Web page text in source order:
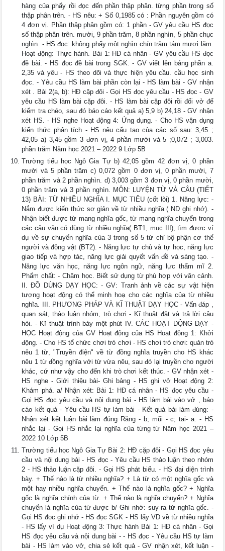
hàng của phẩy rồi đọc đến phần thập phân. từng phần trong số
thập phân trên. - HS nêu: + Số 0,1985 có : Phần nguyên gồm có
4 đơn vị. Phần thập phân gồm có: 1 phần - GV yêu cầu HS đọc
số thập phân trên. mười, 9 phần trăm, 8 phần nghìn, 5 phần chục
nghìn. - HS đọc: không phẩy một nghìn chín trăm tám mươi lăm.
Hoạt động: Thực hành. Bài 1: HĐ cá nhân - GV yêu cầu HS đọc
đề bài. - HS đọc đề bài trong SGK. - GV viết lên bảng phần a.
2,35 và yêu - HS theo dõi và thực hiện yêu cầu. cầu học sinh
đọc. - Yêu cầu HS làm bài phần còn lại - HS làm bài - GV nhận
xét . Bài 2(a, b): HĐ cặp đôi - Gọi HS đọc yêu cầu - HS đọc - GV
yêu cầu HS làm bài cặp đôi. - HS làm bài cặp đôi rồi đổi vở để
kiểm tra chéo, sau đó báo cáo kết quả a) 5,9 b) 24,18 - GV nhận
xét HS. - HS nghe Hoạt động 4: Ứng dụng. - Cho HS vận dụng
kiến thức phân tích - HS nêu cấu tạo của các số sau: 3,45 ;
42,05 a) 3,45 gồm 3 đơn vị, 4 phần mười và 5 ;0,072 ; 3,003.
phần trăm Năm học 2021 – 2022 9 Lớp 5B
Trường tiểu học Ngô Gia Tự b) 42,05 gồm 42 đơn vị, 0 phần
mười và 5 phần trăm c) 0,072 gồm 0 đơn vị, 0 phần mười, 7
phần trăm và 2 phần nghìn. d) 3,003 gồm 3 đơn vị, 0 phần mười,
0 phần trăm và 3 phần nghìn. MÔN: LUYỆN TỪ VÀ CÂU (TIẾT
13) BÀI: TỪ NHIỀU NGHĨA I. MỤC TIÊU (cốt lõi) 1. Năng lực: -
Nắm được kiến thức sơ giản về từ nhiều nghĩa ( ND ghi nhớ). -
Nhận biết được từ mang nghĩa gốc, từ mang nghĩa chuyển trong
các câu văn có dùng từ nhiều nghĩa( BT1, mục III); tìm được ví
dụ về sự chuyển nghĩa của 3 trong số 5 từ chỉ bộ phận cơ thể
người và động vật (BT2). - Năng lực tự chủ và tự học, năng lực
giao tiếp và hợp tác, năng lực giải quyết vấn đề và sáng tạo. -
Năng lực văn học, năng lực ngôn ngữ, năng lực thẩm mĩ 2.
Phẩm chất: - Chăm học. Biết sử dụng từ phù hợp với văn cảnh.
II. ĐỒ DÙNG DẠY HỌC: - GV: Tranh ảnh về các sự vật hiện
tượng hoạt động có thể minh hoạ cho các nghĩa của từ nhiều
nghĩa. III. PHƯƠNG PHÁP VÀ KĨ THUẬT DẠY HỌC - Vấn đáp ,
quan sát, thảo luận nhóm, trò chơi - Kĩ thuật đặt và trả lời câu
hỏi. - Kĩ thuật trình bày một phút IV. CÁC HOẠT ĐỘNG DẠY -
HỌC Hoạt động của GV Hoạt động của HS Hoạt động 1: Khởi
động. - Cho HS tổ chức chơi trò chơi - HS chơi trò chơi: quản trò
nêu 1 từ, "Truyền điện" về từ đồng nghĩa truyền cho HS khác
nêu 1 từ đồng nghĩa với từ vừa nêu, sau đó lại truyền cho người
khác, cứ như vậy cho đến khi trò chơi kết thúc. - GV nhận xét -
HS nghe - Giới thiệu bài- Ghi bảng - HS ghi vở Hoạt động 2:
Khám phá. a/ Nhận xét: Bài 1: HĐ cá nhân - HS đọc yêu cầu -
Gọi HS đọc yêu cầu và nội dung bài - HS làm bài vào vở , báo
cáo kết quả - Yêu cầu HS tự làm bài - Kết quả bài làm đúng: -
Nhận xét kết luận bài làm đúng Răng - b; mũi - c; tai- a. - HS
nhắc lại - Gọi HS nhắc lại nghĩa của từng từ Năm học 2021 –
2022 10 Lớp 5B
Trường tiểu học Ngô Gia Tự Bài 2: HĐ cặp đôi - Gọi HS đọc yêu
cầu và nội dung bài - HS đọc - Yêu cầu HS thảo luận theo nhóm
2 - HS thảo luận cặp đôi. - Gọi HS phát biểu. - HS đại diện trình
bày. + Thế nào là từ nhiều nghĩa? + Là từ có một nghĩa gốc và
một hay nhiều nghĩa chuyển. + Thế nào là nghĩa gốc? + Nghĩa
gốc là nghĩa chính của từ. + Thế nào là nghĩa chuyển? + Nghĩa
chuyển là nghĩa của từ được b/ Ghi nhớ: suy ra từ nghĩa gốc. -
Gọi HS đọc ghi nhớ - HS đọc SGK - HS lấy VD về từ nhiều nghĩa
- HS lấy ví dụ Hoạt động 3: Thực hành Bài 1: HĐ cá nhân - Gọi
HS đọc yêu cầu và nội dung bài - - HS đọc - Yêu cầu HS tự làm
bài - HS làm vào vở, chia sẻ kết quả - GV nhận xét, kết luận -